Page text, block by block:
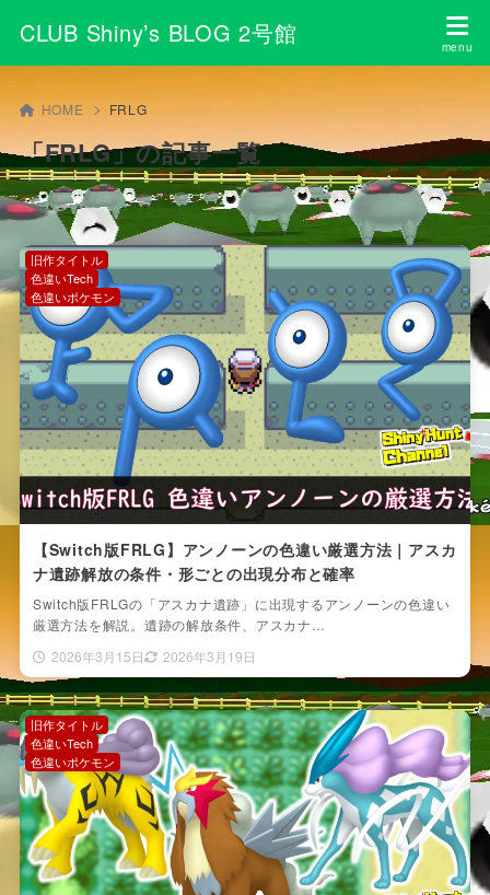
CLUB Shiny’s BLOG 2号館
HOME FRLG
「FRLG」の記事一覧
【Switch版FRLG】アンノーンの色違い厳選方法｜アスカ
ナ遺跡解放の条件・形ごとの出現分布と確率
Switch版FRLGの「アスカナ遺跡」に出現するアンノーンの色違い
厳選方法を解説。遺跡の解放条件、アスカナ…
2026年3月15日
2026年3月19日
旧作タイトル
色違いTech
色違いポケモン
旧作タイトル
色違いTech
色違いポケモン